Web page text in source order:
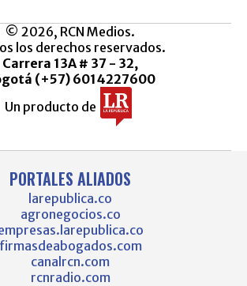
© 2026, RCN Medios.
los derechos reservados.
Carrera 13A # 37 - 32,
(+57) 6014227600
Un producto de
PORTALES ALIADOS
larepublica.co
agronegocios.co
firmasdeabogados.com
canalrcn.com
rcnradio.com